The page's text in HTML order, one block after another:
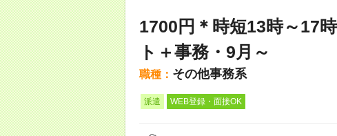
1700円＊時短13時～17
ト＋事務・9月～
職種： その他事務系
派遣 WEB登録・面接OK